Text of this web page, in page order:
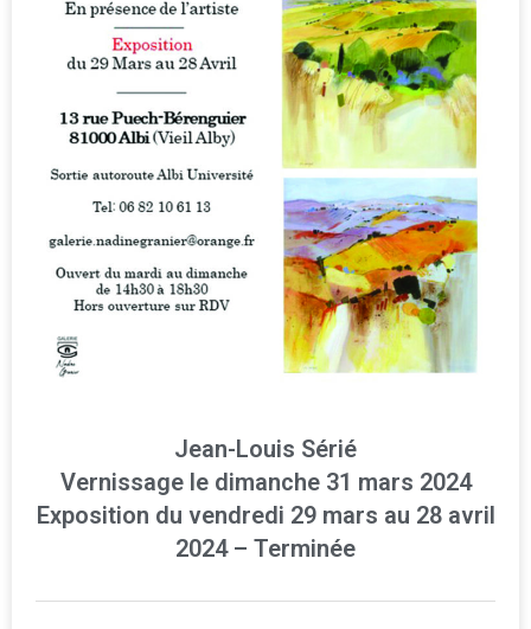
Jean-Louis Sérié
Vernissage le dimanche 31 mars 2024
Exposition du vendredi 29 mars au 28 avril
2024 – Terminée